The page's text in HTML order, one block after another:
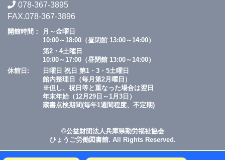
078-367-3895
FAX.078-367-3896
開館時間：
月～金曜日
10:00～18:00（昼閉館 13:00～14:00）
第2・4土曜日
10:00～17:00（昼閉館 13:00～14:00）
休館日:
日曜日 祝日 第1・3・5土曜日
館内整理日（毎月第2月曜日）
※但し、祝日等と重なった場合は翌日
年末年始（12月29日～1月3日）
蔵書点検期間(毎年1週間程度、不定期)
©公益財団法人兵庫県勤労福祉協会
ひょうご労働図書館. All Rights Reserved.